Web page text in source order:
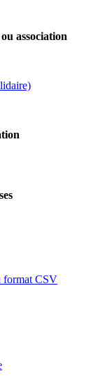
association
format CSV